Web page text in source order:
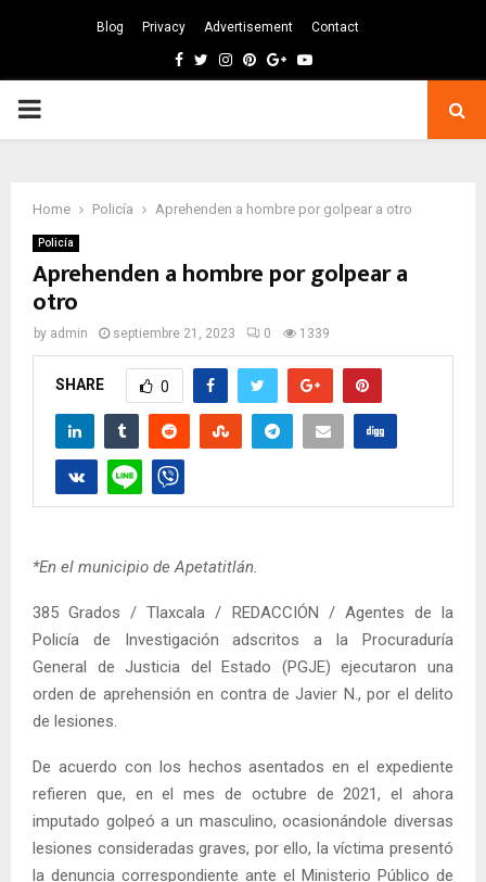
Blog Privacy Advertisement Contact
Facebook
TwitterInstagram
Pinterest
GoogleYoutube
PRIMARY
Home Policía Aprehenden a hombre por golpear a otro
Policía
Aprehenden a hombre por golpear a
otro
by admin septiembre 21, 2023 0 1339
SHARE 0
*En el municipio de Apetatitlán.
385 Grados / Tlaxcala / REDACCIÓN / Agentes de la
Policía de Investigación adscritos a la Procuraduría
General de Justicia del Estado (PGJE) ejecutaron una
orden de aprehensión en contra de Javier N., por el delito
de lesiones.
De acuerdo con los hechos asentados en el expediente
refieren que, en el mes de octubre de 2021, el ahora
imputado golpeó a un masculino, ocasionándole diversas
lesiones consideradas graves, por ello, la víctima presentó
la denuncia correspondiente ante el Ministerio Público de